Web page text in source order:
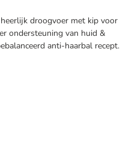
droogvoer met kip voor
ondersteuning van huid &
anti-haarbal recept.